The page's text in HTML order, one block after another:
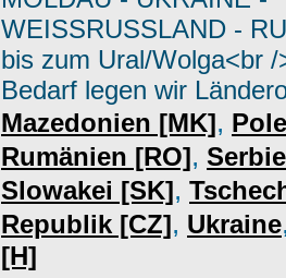
WEISSRUSSLAND -
bis zum Ural/Wolga<br /
Bedarf legen wir
Mazedonien [MK],
Rumänien [RO],
Slowakei [SK],
Republik [CZ], Ukraine
[H]